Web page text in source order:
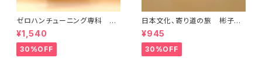
ゼロハンチューニング専科 モ
ーターファン別冊
¥1,540
30%OFF
日本文化、寄り道の旅 彬子女
王殿下特別講義
¥945
30%OFF